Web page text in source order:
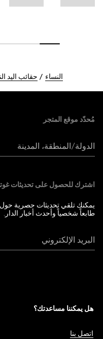
النساء حقائب اليد
مُحدّد موقع المتجر
الدولة/المنطقة، المدينة
اشترك للحصول على تحديثات
يمكنك تلقي تحديثات حصرية
طابعاً شخصياً وأحدث أخبار الدار.
البريد الإلكتروني
هل يمكننا مساعدتك؟
اتصل بنا